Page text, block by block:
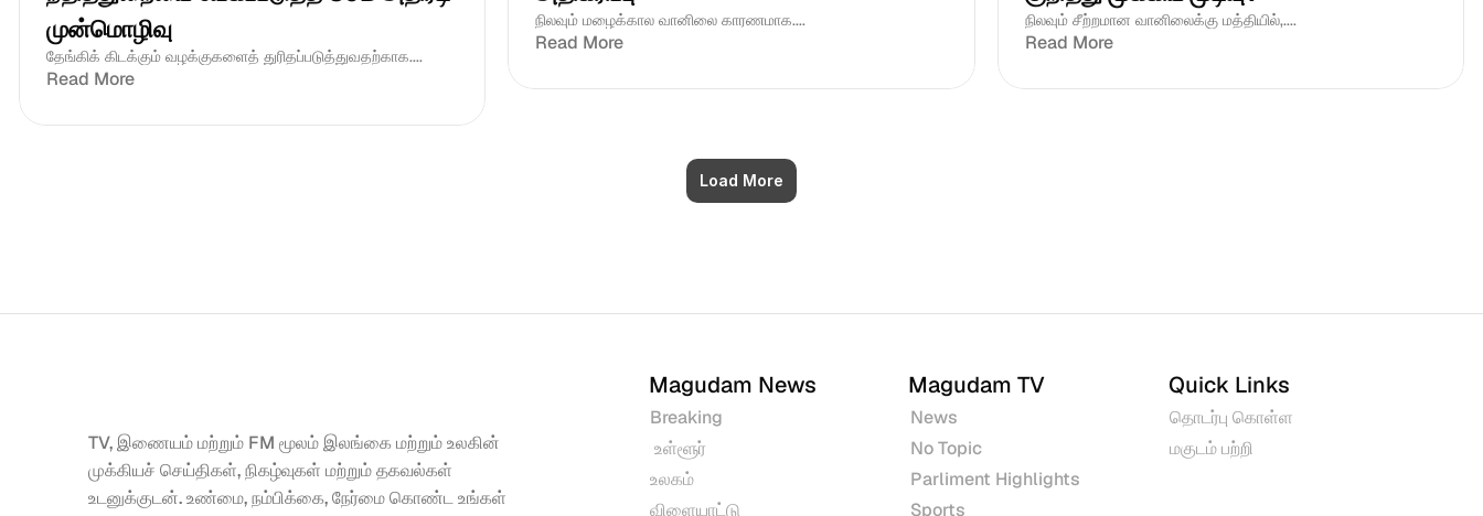
முன்மொழிவு
தேங்கிக் கிடக்கும் வழக்குகளைத் துரிதப்படுத்துவதற்காக....
Read More
நிலவும் மழைக்கால வானிலை காரணமாக....
Read More
நிலவும் சீற்றமான வானிலைக்கு மத்தியில்,....
Read More
Load More
TV, இணையம் மற்றும் FM மூலம் இலங்கை மற்றும் உலகின்
முக்கியச் செய்திகள், நிகழ்வுகள் மற்றும் தகவல்கள்
உடனுக்குடன். உண்மை, நம்பிக்கை, நேர்மை கொண்ட உங்கள்
Magudam News
Breaking
உள்ளூர்
உலகம்
விளையாட்டு
Magudam TV
News
No Topic
Parliment Highlights
Sports
Quick Links
தொடர்பு கொள்ள
மகுடம் பற்றி